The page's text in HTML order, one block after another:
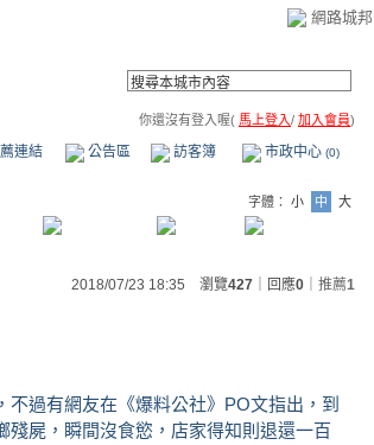
網路城邦
你還沒有登入喔( 馬上登入/ 加入會員)
連結 公告區 訪客簿 市政中心 (0)
字體： 小 中 大
2018/07/23 18:35 瀏覽427 ｜回應0 推薦1
過有網友在《爆料公社》PO文指出，到
屍，瞬間沒食慾，店家得知則退還一百